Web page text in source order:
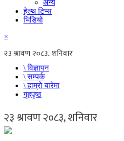
अन्य
हेल्थ टिप्स
भिडियो
×
\ विज्ञापन
\ सम्पर्क
\ हाम्रो बारेमा
गृहपृष्ठ